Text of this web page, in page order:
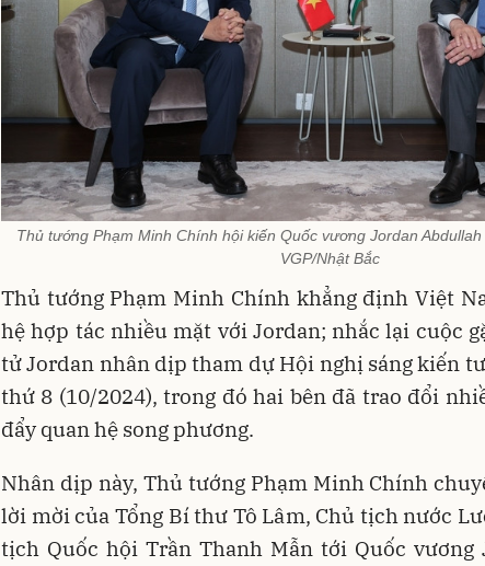
Thủ tướng Phạm Minh Chính hội kiến Quốc vương Jordan
VGP/Nhật Bắc
Thủ tướng Phạm Minh Chính khẳng định Việt
hệ hợp tác nhiều mặt với Jordan; nhắc lại cuộc
tử Jordan nhân dịp tham dự Hội nghị sáng kiến
thứ 8 (10/2024), trong đó hai bên đã trao đổi
đẩy quan hệ song phương.
Nhân dịp này, Thủ tướng Phạm Minh Chính
lời mời của Tổng Bí thư Tô Lâm, Chủ tịch nước
tịch Quốc hội Trần Thanh Mẫn tới Quốc vương